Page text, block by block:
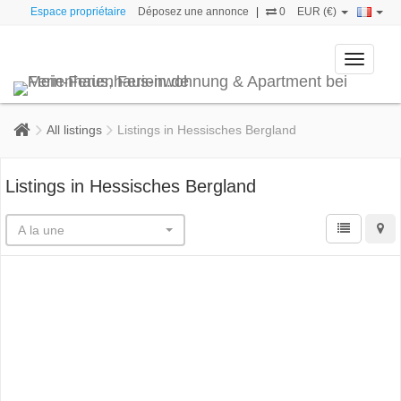
Espace propriétaire Déposez une annonce 0 EUR (€)
Toggle
All listings Listings in Hessisches Bergland
Listings in Hessisches Bergland
A la une